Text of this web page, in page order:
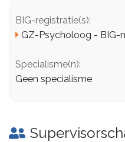
BIG-registratie(s):
GZ-Psycholoog - BIG-
Specialisme(n):
Geen specialisme